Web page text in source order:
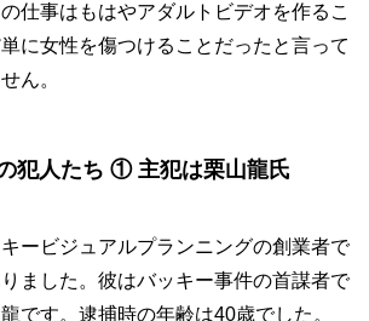
仕事はもはやアダルトビデオを作るこ
に女性を傷つけることだったと言って
ん。
犯人たち ① 主犯は栗山龍氏
ービジュアルプランニングの創業者で
ました。彼はバッキー事件の首謀者で
です。逮捕時の年齢は40歳でした。